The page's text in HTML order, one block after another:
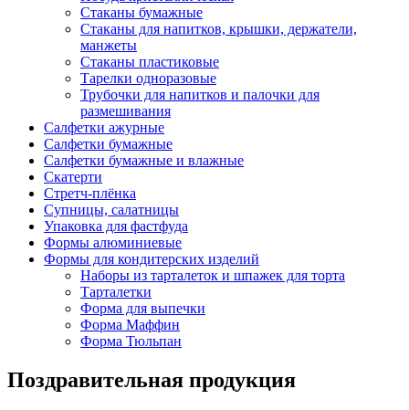
Стаканы бумажные
Стаканы для напитков, крышки, держатели,
манжеты
Стаканы пластиковые
Тарелки одноразовые
Трубочки для напитков и палочки для
размешивания
Салфетки ажурные
Салфетки бумажные
Салфетки бумажные и влажные
Скатерти
Стретч-плёнка
Супницы, салатницы
Упаковка для фастфуда
Формы алюминиевые
Формы для кондитерских изделий
Наборы из тарталеток и шпажек для торта
Тарталетки
Форма для выпечки
Форма Маффин
Форма Тюльпан
Поздравительная продукция